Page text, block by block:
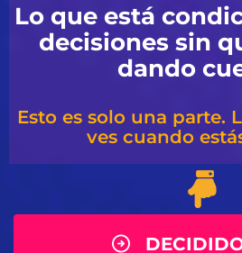
Lo que está
decisiones sin
dando
Esto es solo una parte.
ves cuando